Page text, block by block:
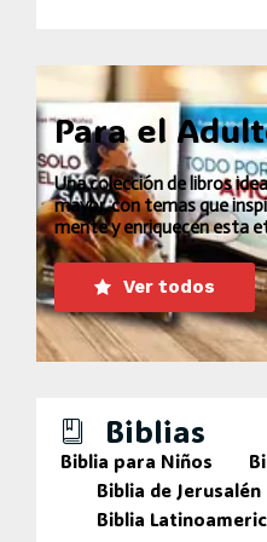
Para el
Una colección de libros
mayor, con temas que
mente y enriquecen esta
Ver todos
Biblias
Biblia para Niños
Biblia de Jerusalén
Biblia